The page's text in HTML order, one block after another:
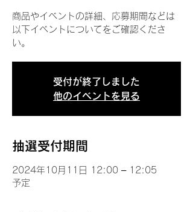
商品やイベントの詳細、応募期間などは
以下イベントについてをご確認くださ
い。
受付が終了しました
他のイベントを見る
抽選受付期間
2024年10月11日 12:00 – 12:05
予定